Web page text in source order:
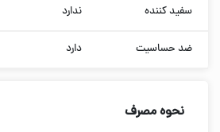
سفید کننده ندارد
ضد حساسیت دارد
نحوه مصرف